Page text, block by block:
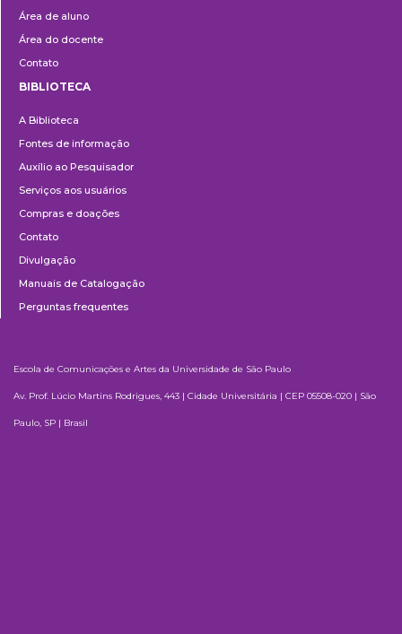
Área de aluno
Área do docente
Contato
BIBLIOTECA
A Biblioteca
Fontes de informação
Auxílio ao Pesquisador
Serviços aos usuários
Compras e doações
Contato
Divulgação
Manuais de Catalogação
Perguntas frequentes
Escola de Comunicações e Artes da Universidade de São Paulo
Av. Prof. Lúcio Martins Rodrigues, 443 | Cidade Universitária | CEP 05508-020 | São
Paulo, SP | Brasil